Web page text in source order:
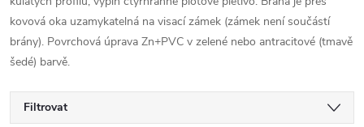
kovová oka uzamykatelná na visací zámek (zámek není součástí
brány). Povrchová úprava Zn+PVC v zelené nebo antracitové (tmavě
šedé) barvě.
Filtrovat